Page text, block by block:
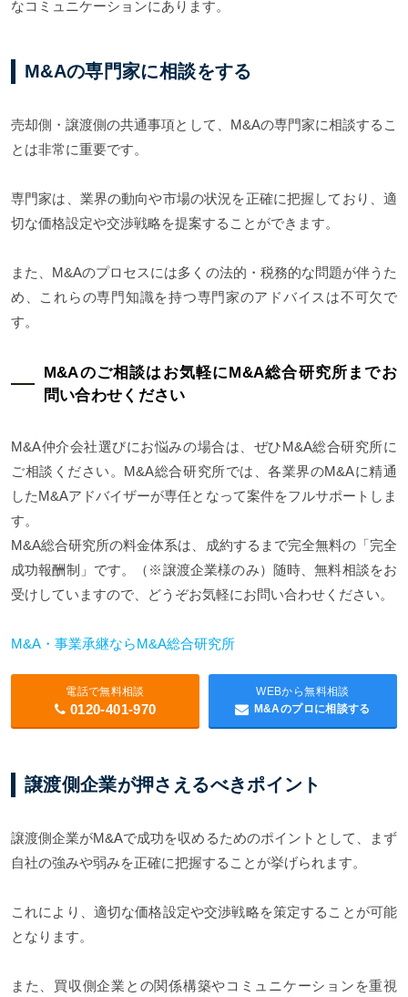
なコミュニケーションにあります。
M&Aの専門家に相談をする
売却側・譲渡側の共通事項として、M&Aの専門家に相談するこ
とは非常に重要です。
専門家は、業界の動向や市場の状況を正確に把握しており、適
切な価格設定や交渉戦略を提案することができます。
また、M&Aのプロセスには多くの法的・税務的な問題が伴うた
め、これらの専門知識を持つ専門家のアドバイスは不可欠で
す。
M&Aのご相談はお気軽にM&A総合研究所までお
問い合わせください
M&A仲介会社選びにお悩みの場合は、ぜひM&A総合研究所に
ご相談ください。M&A総合研究所では、各業界のM&Aに精通
したM&Aアドバイザーが専任となって案件をフルサポートしま
す。
M&A総合研究所の料金体系は、成約するまで完全無料の「完全
成功報酬制」です。（※譲渡企業様のみ）随時、無料相談をお
受けしていますので、どうぞお気軽にお問い合わせください。
M&A・事業承継ならM&A総合研究所
電話で無料相談
0120-401-970
WEBから無料相談
M&Aのプロに相談する
譲渡側企業が押さえるべきポイント
譲渡側企業がM&Aで成功を収めるためのポイントとして、まず
自社の強みや弱みを正確に把握することが挙げられます。
これにより、適切な価格設定や交渉戦略を策定することが可能
となります。
また、買収側企業との関係構築やコミュニケーションを重視